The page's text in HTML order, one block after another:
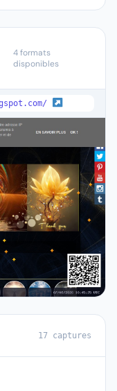
4 formats
disponibles
17 captures